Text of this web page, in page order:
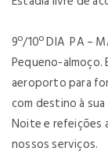
9º/10º DIA PA –
Pequeno-almoço.
aeroporto para
com destino à
Noite e refeições
nossos serviços.